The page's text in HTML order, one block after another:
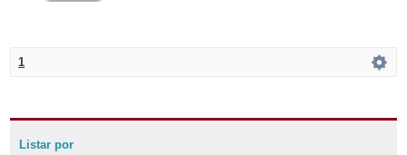
1
Listar por